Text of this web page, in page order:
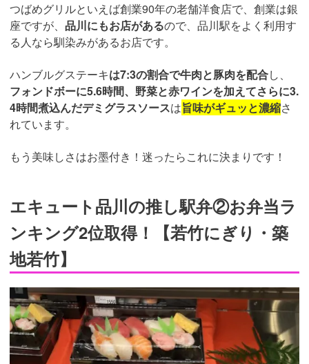
つばめグリルといえば創業90年の老舗洋食店で、創業は銀
座ですが、 品川にもお店があるので、品川駅をよく利用す
る人なら馴染みがあるお店です。
ハンブルグステーキは7:3の割合で牛肉と豚肉を配合し、
フォンドボーに5.6時間、野菜と赤ワインを加えてさらに3.
4時間煮込んだデミグラスソースは旨味がギュッと濃縮さ
れています。
もう美味しさはお墨付き！迷ったらこれに決まりです！
エキュート品川の推し駅弁②お弁当ラ
ンキング2位取得！【若竹にぎり・築
地若竹】